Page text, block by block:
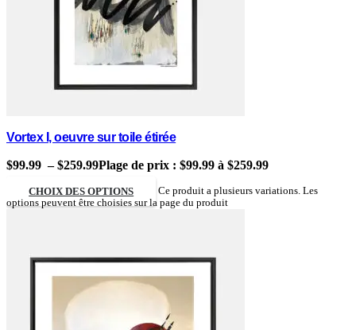
Vortex I, oeuvre sur toile étirée
$99.99 – $259.99Plage de prix : $99.99 à $259.99
CHOIX DES OPTIONS
Ce produit a plusieurs variations. Les
options peuvent être choisies sur la page du produit